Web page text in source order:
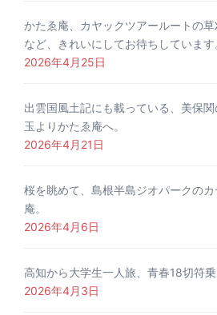
かたゑ庵、カヤックツアールートの
など、きれいにしてお待ちしています
2026年4月25日
出雲国風土記にも載っている、美保
玉よりかたゑ庵へ。
2026年4月21日
桜を眺めて、島根半島ジオパークの
庵。
2026年4月6日
高知から大学生一人旅、青春18切符
2026年4月3日